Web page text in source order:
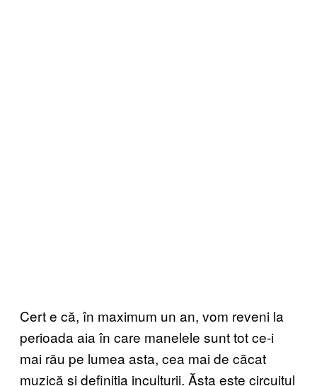
Cert e că, în maximum un an, vom reveni la
perioada aia în care manelele sunt tot ce-i
mai rău pe lumea asta, cea mai de căcat
muzică și definiția inculturii. Ăsta este circuitul